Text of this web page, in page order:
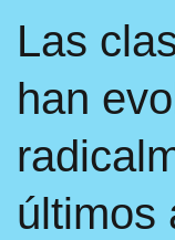
Las
han
últimos